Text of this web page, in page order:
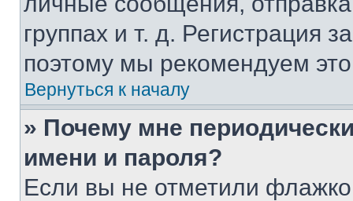
группах и т. д. Регистрация
поэтому мы рекомендуем
Вернуться к началу
» Почему мне
имени и пароля?
Если вы не отметили